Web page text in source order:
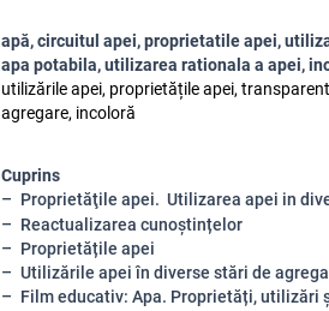
apă, circuitul apei, proprietatile apei,
apa potabila, utilizarea rationala a apei,
utilizările apei, proprietățile apei,
agregare, incoloră
Cuprins
Proprietăţile apei. Utilizarea apei in
Reactualizarea cunoștințelor
Proprietățile apei
Utilizările apei în diverse stări de
Film educativ: Apa. Proprietăți, utilizări